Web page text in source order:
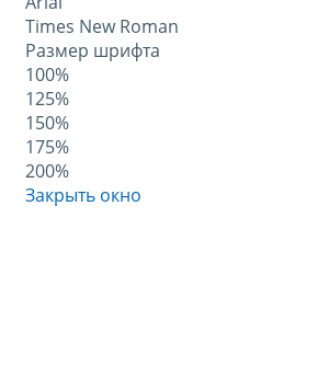
Times New Roman
Размер шрифта
100%
125%
150%
175%
200%
Закрыть окно